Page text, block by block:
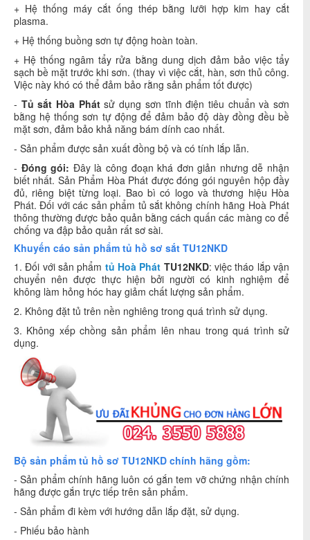
+ Hệ thống máy cắt ống thép bằng lưỡi hợp kim hay cắt
plasma.
+ Hệ thống buồng sơn tự động hoàn toàn.
+ Hệ thống ngâm tẩy rửa bằng dung dịch đảm bảo việc tẩy
sạch bề mặt trước khi sơn. (thay vì việc cắt, hàn, sơn thủ công.
Việc này khó có thể đảm bảo rằng sản phẩm tốt được)
- Tủ sắt Hòa Phátsử dụng sơn tĩnh điện tiêu chuẩn và sơn
bằng hệ thống sơn tự động để đảm bảo độ dày đồng đều bề
mặt sơn, đảm bảo khả năng bám dính cao nhất.
- Sản phẩm được sản xuất đồng bộ và có tính lắp lẫn.
- Đóng gói: Đây là công đoạn khá đơn giản nhưng dễ nhận
biết nhất. Sản Phẩm Hòa Phát được đóng gói nguyên hộp đầy
đủ, riêng biệt từng loại. Bao bì có logo và thương hiệu Hòa
Phát. Đối với các sản phẩm tủ sắt không chính hãng Hoà Phát
thông thường được bảo quản bằng cách quấn các màng co để
chống va đập bảo quản rất sơ sài.
Khuyến cáo sản phẩm tủ hồ sơ sắt TU12NKD
1. Đối với sản phẩm tủ Hoà Phát TU12NKD: việc tháo lắp vận
chuyển nên được thực hiện bởi người có kinh nghiệm để
không làm hỏng hóc hay giảm chất lượng sản phẩm.
2. Không đặt tủ trên nền nghiêng trong quá trình sử dụng.
3. Không xếp chồng sản phẩm lên nhau trong quá trình sử
dụng.
Bộ sản phẩm tủ hồ sơ TU12NKD chính hãng gồm:
- Sản phẩm chính hãng luôn có gắn tem vỡ chứng nhận chính
hãng được gắn trực tiếp trên sản phẩm.
- Sản phẩm đi kèm với hướng dẫn lắp đặt, sử dụng.
- Phiếu bảo hành